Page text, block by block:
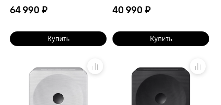
64 990 ₽
Купить
40 990 ₽
Купить